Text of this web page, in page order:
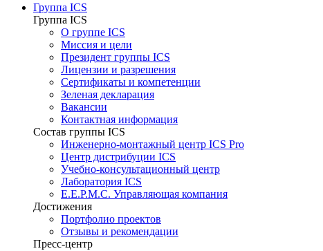
Группа ICS
Группа ICS
О группе ICS
Миссия и цели
Президент группы ICS
Лицензии и разрешения
Сертификаты и компетенции
Зеленая декларация
Вакансии
Контактная информация
Состав группы ICS
Инженерно-монтажный центр ICS Pro
Центр дистрибуции ICS
Учебно-консультационный центр
Лаборатория ICS
E.E.P.M.C. Управляющая компания
Достижения
Портфолио проектов
Отзывы и рекомендации
Пресс-центр